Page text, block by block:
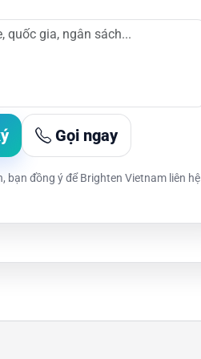
Gọi ngay
bạn đồng ý để Brighten Vietnam liên hệ